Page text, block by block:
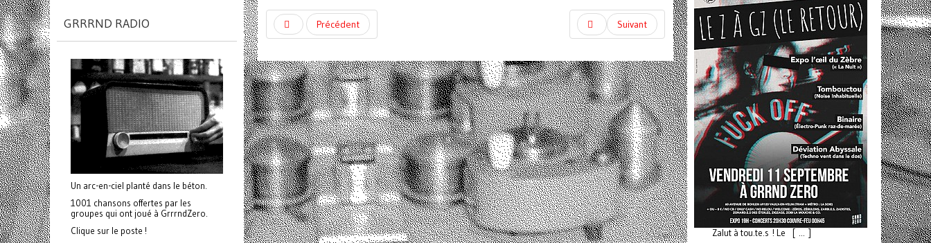
Précédent Suivant
GRRRND RADIO
Un arc-en-ciel planté dans le béton.
1001 chansons offertes par les
groupes qui ont joué à GrrrndZero.
Clique sur le poste !
Zalut à tou.te.s ! Le [ ... ]